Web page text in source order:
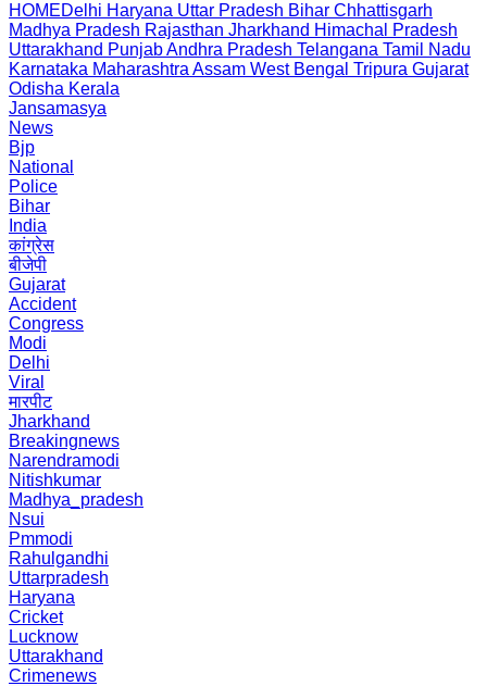
HOMEDelhi Haryana Uttar Pradesh Bihar Chhattisgarh
Madhya Pradesh Rajasthan Jharkhand Himachal Pradesh
Uttarakhand PunjabAndhra Pradesh Telangana Tamil Nadu
Karnataka Maharashtra Assam West Bengal Tripura Gujarat
Odisha Kerala
Jansamasya
News
Bjp
National
Police
Bihar
India
कांग्रेस
बीजेपी
Gujarat
Accident
Congress
Modi
Delhi
Viral
मारपीट
Jharkhand
Breakingnews
Narendramodi
Nitishkumar
Madhya_pradesh
Nsui
Pmmodi
Rahulgandhi
Uttarpradesh
Haryana
Cricket
Lucknow
Uttarakhand
Crimenews